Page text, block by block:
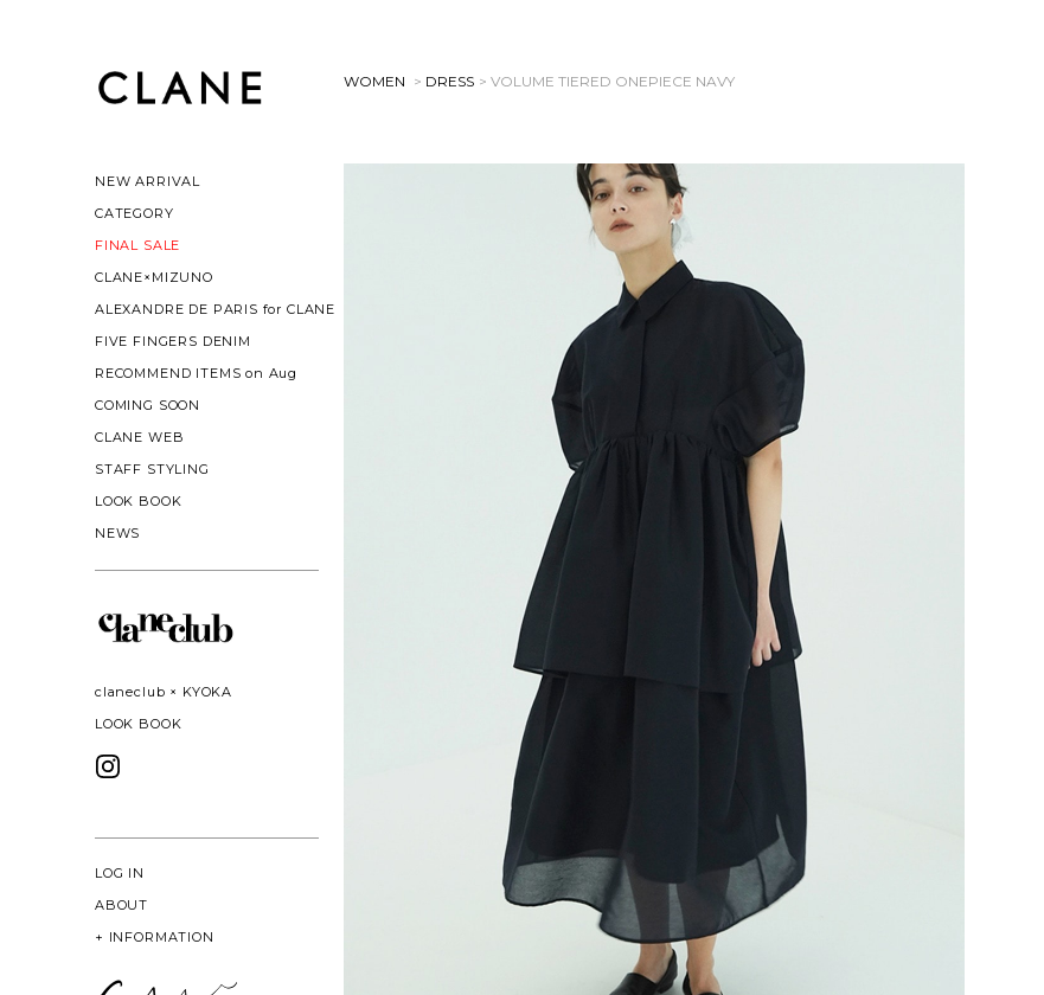
NEW ARRIVAL
CATEGORY
FINAL SALE
CLANE×MIZUNO
ALEXANDRE DE PARIS for CLANE
FIVE FINGERS DENIM
RECOMMEND ITEMS on Aug
COMING SOON
CLANE WEB
STAFF STYLING
LOOK BOOK
NEWS
claneclub × KYOKA
LOOK BOOK
LOG IN
ABOUT
+ INFORMATION
WOMEN > DRESS > VOLUME TIERED ONEPIECE NAVY